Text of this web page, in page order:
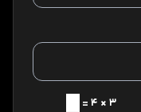
3 × 4 =